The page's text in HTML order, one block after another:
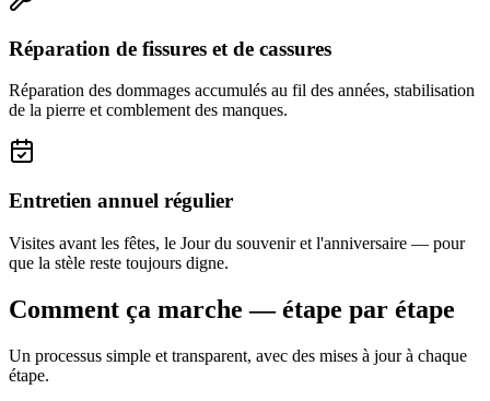
Réparation de fissures et de cassures
Réparation des dommages accumulés au fil des années, stabilisation
de la pierre et comblement des manques.
Entretien annuel régulier
Visites avant les fêtes, le Jour du souvenir et l'anniversaire — pour
que la stèle reste toujours digne.
Comment ça marche — étape par étape
Un processus simple et transparent, avec des mises à jour à chaque
étape.